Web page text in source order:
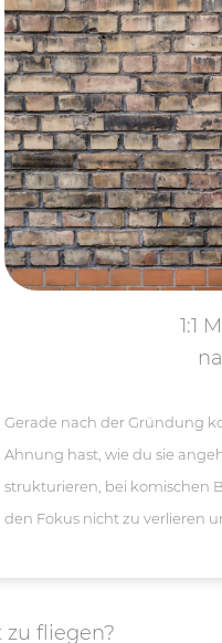
1:1
Gerade nach der Gründung
Ahnung hast, wie du sie
strukturieren, bei komischen
den Fokus nicht zu verlieren
zu fliegen?